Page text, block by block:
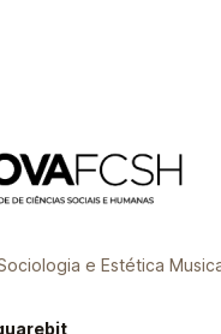
e Estética